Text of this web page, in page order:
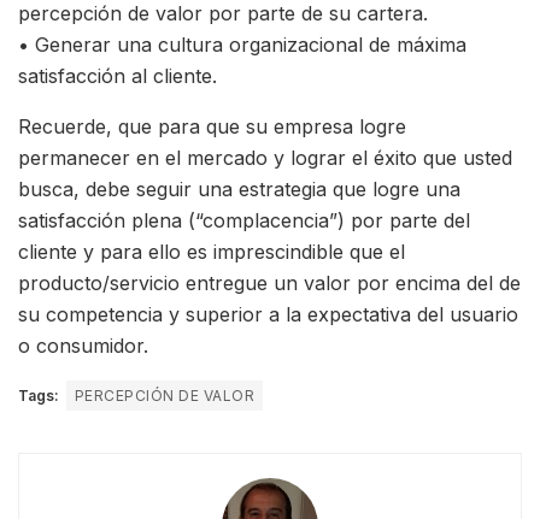
percepción de valor por parte de su cartera.
• Generar una cultura organizacional de máxima
satisfacción al cliente.
Recuerde, que para que su empresa logre
permanecer en el mercado y lograr el éxito que usted
busca, debe seguir una estrategia que logre una
satisfacción plena (“complacencia”) por parte del
cliente y para ello es imprescindible que el
producto/servicio entregue un valor por encima del de
su competencia y superior a la expectativa del usuario
o consumidor.
Tags: PERCEPCIÓN DE VALOR